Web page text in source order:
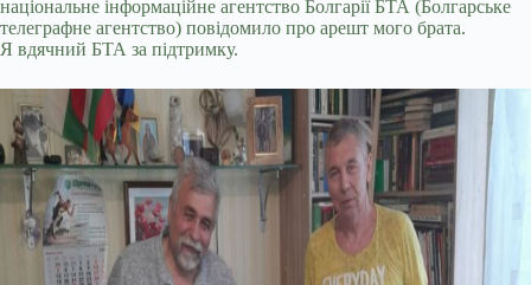
національне інформаційне агентство Болгарії БТА (Болгарське
телеграфне агентство) повідомило про арешт мого брата.
Я вдячний БТА за підтримку.